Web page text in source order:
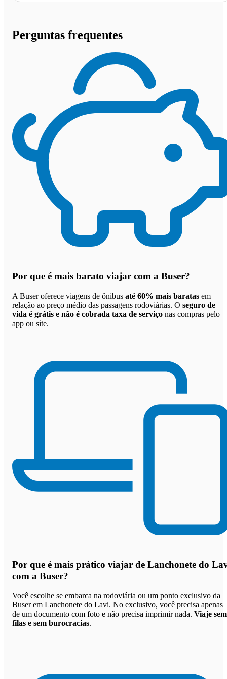
Perguntas frequentes
Por que é mais barato viajar com a Buser?
A Buser oferece viagens de ônibus até 60% mais baratas em
relação ao preço médio das passagens rodoviárias. O seguro de
vida é grátis e não é cobrada taxa de serviço nas compras pelo
app ou site.
Por que é mais prático viajar de Lanchonete do
com a Buser?
Você escolhe se embarca na rodoviária ou um ponto exclusivo da
Buser em Lanchonete do Lavi. No exclusivo, você precisa apenas
de um documento com foto e não precisa imprimir nada. Viaje sem
filas e sem burocracias.